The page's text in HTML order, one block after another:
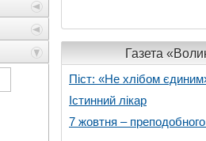
Газета
Піст: «Не хлібом
Істинний лікар
7 жовтня –